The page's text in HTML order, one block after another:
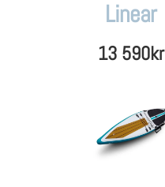
Linear
13 590kr